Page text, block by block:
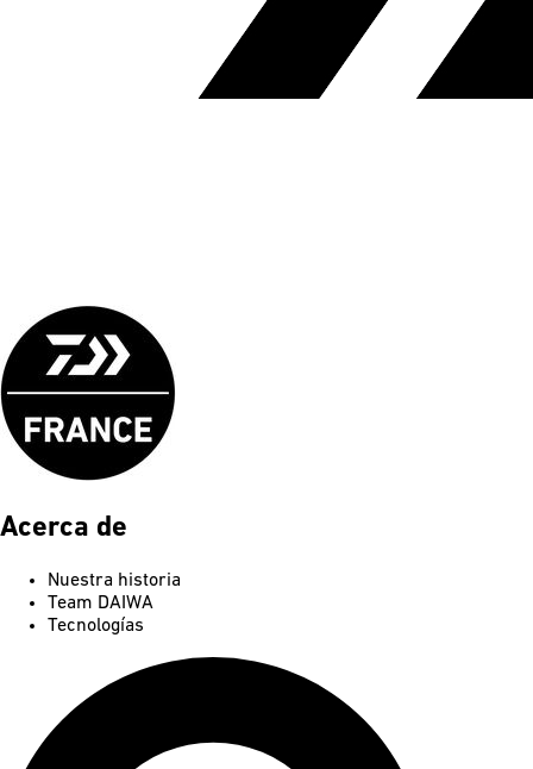
Acerca de
Nuestra historia
Team DAIWA
Tecnologías